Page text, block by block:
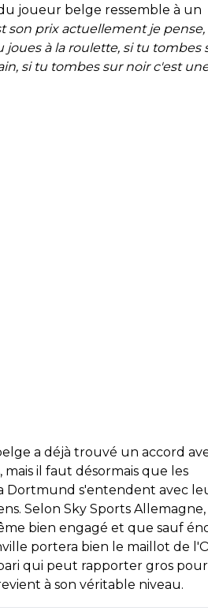
joueur belge ressemble à un
son prix actuellement je
joues à la roulette, si tu tombes
si tu tombes sur noir c'est
a déjà trouvé un accord
mais il faut désormais que les
Dortmund s'entendent avec
Selon Sky Sports
bien engagé et que sauf
portera bien le maillot de
qui peut rapporter gros
à son véritable niveau.